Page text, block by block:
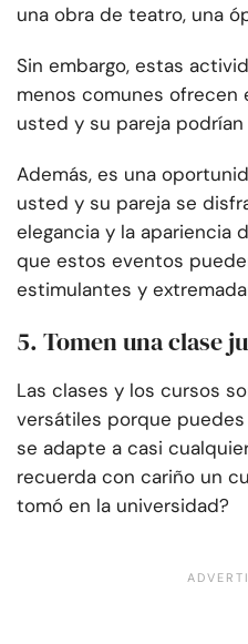
una obra de teatro, una
Sin embargo, estas
menos comunes ofrecen
usted y su pareja
Además, es una
usted y su pareja se
elegancia y la apariencia
que estos eventos
estimulantes y
5. Tomen una clase
Las clases y los cursos
versátiles porque
se adapte a casi
recuerda con cariño un
tomó en la universidad?